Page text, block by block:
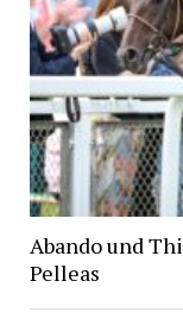
Abando und
Pelleas